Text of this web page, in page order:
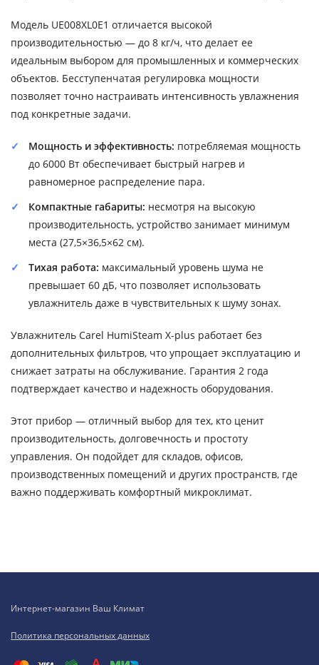
Модель UE008XL0E1 отличается высокой
производительностью — до 8 кг/ч, что делает ее
идеальным выбором для промышленных и коммерческих
объектов. Бесступенчатая регулировка мощности
позволяет точно настраивать интенсивность увлажнения
под конкретные задачи.
Мощность и эффективность: потребляемая мощность
до 6000 Вт обеспечивает быстрый нагрев и
равномерное распределение пара.
Компактные габариты: несмотря на высокую
производительность, устройство занимает минимум
места (27,5×36,5×62 см).
Тихая работа: максимальный уровень шума не
превышает 60 дБ, что позволяет использовать
увлажнитель даже в чувствительных к шуму зонах.
Увлажнитель Carel HumiSteam X-plus работает без
дополнительных фильтров, что упрощает эксплуатацию и
снижает затраты на обслуживание. Гарантия 2 года
подтверждает качество и надежность оборудования.
Этот прибор — отличный выбор для тех, кто ценит
производительность, долговечность и простоту
управления. Он подойдет для складов, офисов,
производственных помещений и других пространств, где
важно поддерживать комфортный микроклимат.
Интернет-магазин Ваш Климат
Политика персональных данных